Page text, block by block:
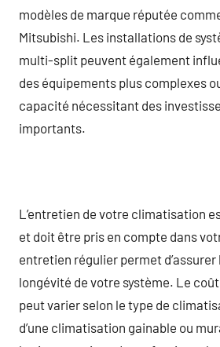
modèles de marque réputée
Mitsubishi. Les installations de
multi-split peuvent également
des équipements plus complexes
capacité nécessitant des
importants.
L’entretien de votre climatisation
et doit être pris en compte dans
entretien régulier permet d’assurer
longévité de votre système. Le
peut varier selon le type de
d’une climatisation gainable ou